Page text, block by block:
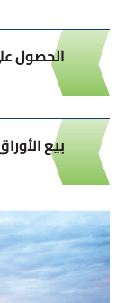
الحصول
بيع